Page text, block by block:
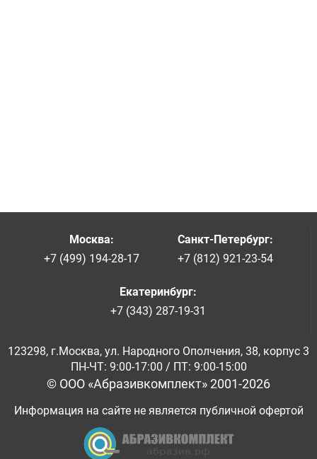
Москва:
+7 (499) 194-28-17
Санкт-Петербург:
+7 (812) 921-23-54
Екатеринбург:
+7 (343) 287-19-31
123298, г.Москва, ул. Народного Ополчения, 38, корпус 3
ПН-ЧТ: 9:00-17:00 / ПТ: 9:00-15:00
© ООО «Абразивкомплект» 2001-2026
Информация на сайте не является публичной офертой